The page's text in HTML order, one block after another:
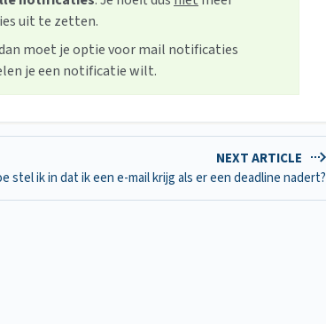
uit te zetten.
moet je optie voor mail notificaties
je een notificatie wilt.
NEXT ARTICLE
stel ik in dat ik een e-mail krijg als er een deadline nadert?